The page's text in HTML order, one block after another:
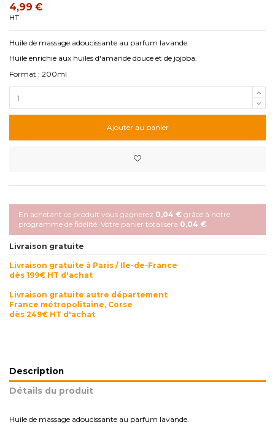
4,99 €
HT
Huile de massage adoucissante au parfum lavande.
Huile enrichie aux huiles d'amande douce et de jojoba.
Format : 200ml
Ajouter au panier
En achetant ce produit vous gagnerez 0,04 € grâce à notre
programme de fidélité. Votre panier totalisera 0,04 €
Livraison gratuite
Livraison gratuite à Paris / Ile-de-France
dès 199€ HT d'achat
Livraison gratuite autre département
France métropolitaine, Corse
dès 249€ HT d'achat
Description
Détails du produit
Huile de massage adoucissante au parfum lavande.